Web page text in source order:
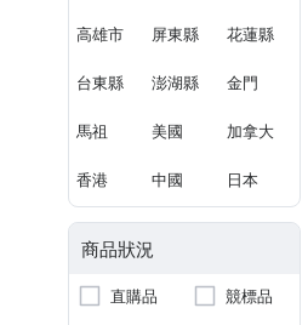
高雄市 屏東縣 花蓮縣
台東縣 澎湖縣 金門
馬祖 美國 加拿大
香港 中國 日本
商品狀況
直購品
競標品